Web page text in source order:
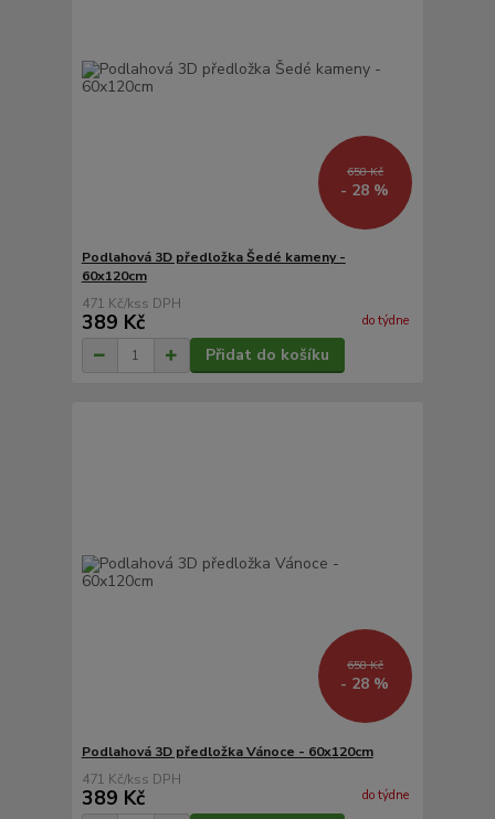
658 Kč
- 28 %
Podlahová 3D předložka Šedé kameny -
60x120cm
471 Kč/ks
389 Kč do týdne
Přidat do košíku
658 Kč
- 28 %
Podlahová 3D předložka Vánoce - 60x120cm
471 Kč/ks
389 Kč do týdne